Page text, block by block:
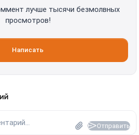
лучше тысячи безмолвных
просмотров!
Написать
Отправить